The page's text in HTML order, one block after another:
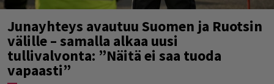
Junayhteys avautuu Suomen ja Ruotsin
välille – samalla alkaa uusi
tullivalvonta: ”Näitä ei saa tuoda
vapaasti”